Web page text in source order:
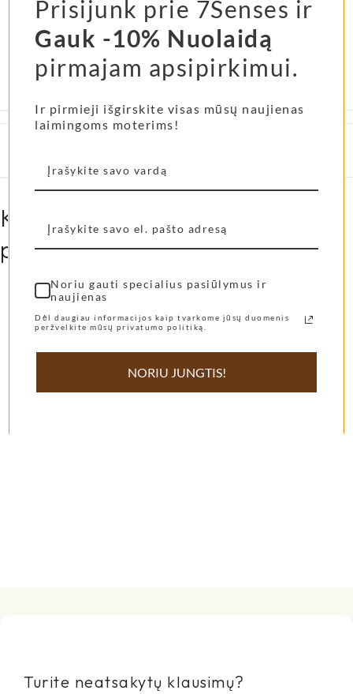
APRAŠYMASPAPILDOMA INFORMACIJA
Kitos mūsų klienčių labiausiai
pamiltos prekės...
Shangies basutės Pearly
Shades
Shangies šlepetės
Cocoa Tones
55,00
Turite neatsakytų klausimų?
Prisijunk prie 7Senses ir
Gauk -10% Nuolaidą
pirmajam apsipirkimui.
Ir pirmieji išgirskite visas mūsų naujienas
laimingoms moterims!
Noriu gauti specialius pasiūlymus ir
naujienas
Dėl daugiau informacijos kaip tvarkome jūsų duomenis
peržvelkite mūsų privatumo politiką.
NORIU JUNGTIS!